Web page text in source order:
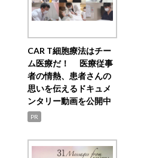
CAR T細胞療法はチー
ム医療だ！ 医療従事
者の情熱、患者さんの
思いを伝えるドキュメ
ンタリー動画を公開中
PR